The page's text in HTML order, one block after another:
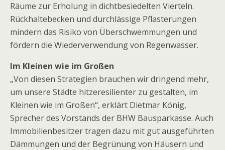
Räume zur Erholung in dichtbesiedelten Vierteln.
Rückhaltebecken und durchlässige Pflasterungen
mindern das Risiko von Überschwemmungen und
fördern die Wiederverwendung von Regenwasser.
Im Kleinen wie im Großen
„Von diesen Strategien brauchen wir dringend mehr,
um unsere Städte hitzeresilienter zu gestalten, im
Kleinen wie im Großen“, erklärt Dietmar König,
Sprecher des Vorstands der BHW Bausparkasse. Auch
Immobilienbesitzer tragen dazu mit gut ausgeführten
Dämmungen und der Begrünung von Häusern und